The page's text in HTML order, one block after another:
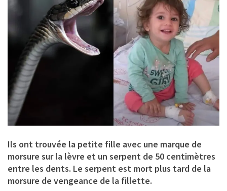
Ils ont trouvée la petite fille avec une marque de
morsure sur la lèvre et un serpent de 50 centimètres
entre les dents. Le serpent est mort plus tard de la
morsure de vengeance de la fillette.